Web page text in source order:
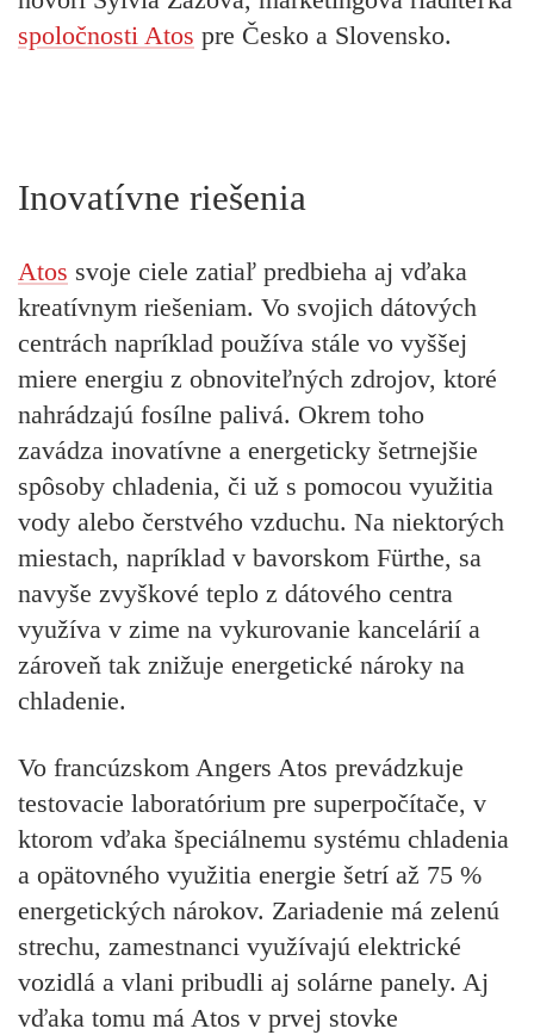
spoločnosti Atos pre Česko a Slovensko.
Inovatívne riešenia
Atos svoje ciele zatiaľ predbieha aj vďaka
kreatívnym riešeniam. Vo svojich dátových
centrách napríklad používa stále vo vyššej
miere energiu z obnoviteľných zdrojov, ktoré
nahrádzajú fosílne palivá. Okrem toho
zavádza inovatívne a energeticky šetrnejšie
spôsoby chladenia, či už s pomocou využitia
vody alebo čerstvého vzduchu. Na niektorých
miestach, napríklad v bavorskom Fürthe, sa
navyše zvyškové teplo z dátového centra
využíva v zime na vykurovanie kancelárií a
zároveň tak znižuje energetické nároky na
chladenie.
Vo francúzskom Angers Atos prevádzkuje
testovacie laboratórium pre superpočítače, v
ktorom vďaka špeciálnemu systému chladenia
a opätovného využitia energie šetrí až 75 %
energetických nárokov. Zariadenie má zelenú
strechu, zamestnanci využívajú elektrické
vozidlá a vlani pribudli aj solárne panely. Aj
vďaka tomu má Atos v prvej stovke